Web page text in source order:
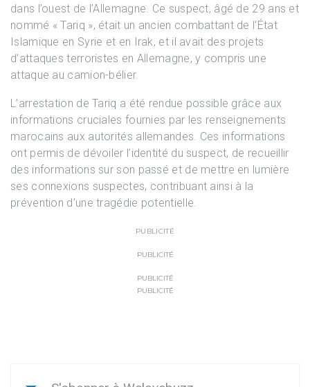
dans l’ouest de l’Allemagne. Ce suspect, âgé de 29 ans et
nommé « Tariq », était un ancien combattant de l’État
Islamique en Syrie et en Irak, et il avait des projets
d’attaques terroristes en Allemagne, y compris une
attaque au camion-bélier.
L’arrestation de Tariq a été rendue possible grâce aux
informations cruciales fournies par les renseignements
marocains aux autorités allemandes. Ces informations
ont permis de dévoiler l’identité du suspect, de recueillir
des informations sur son passé et de mettre en lumière
ses connexions suspectes, contribuant ainsi à la
prévention d’une tragédie potentielle.
PUBLICITÉ
PUBLICITÉ
PUBLICITÉ
PUBLICITÉ